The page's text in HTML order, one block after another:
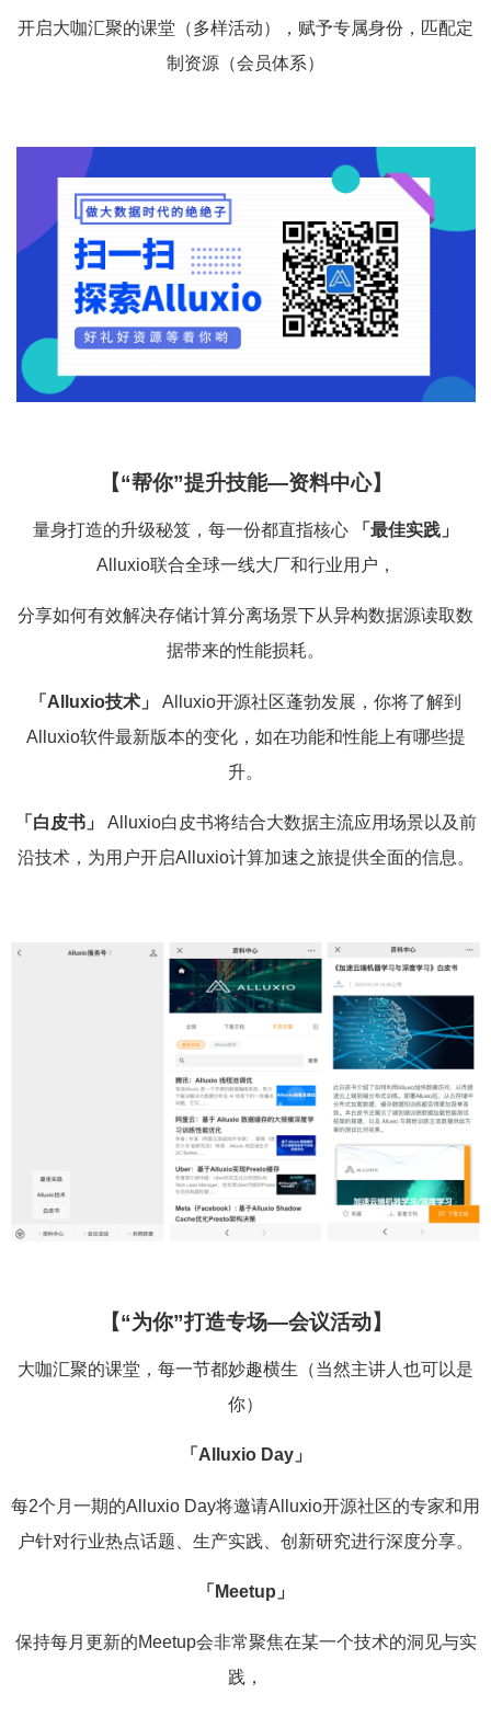
开启大咖汇聚的课堂（多样活动），赋予专属身份，匹配定
制资源（会员体系）
【“帮你”提升技能—资料中心】
量身打造的升级秘笈，每一份都直指核心
「最佳实践」
Alluxio联合全球一线大厂和行业用户，
分享如何有效解决存储计算分离场景下从异构数据源读取数
据带来的性能损耗。
「Alluxio技术」
Alluxio开源社区蓬勃发展，你将了解到
Alluxio软件最新版本的变化，如在功能和性能上有哪些提
升。
「白皮书」
Alluxio白皮书将结合大数据主流应用场景以及前
沿技术，为用户开启Alluxio计算加速之旅提供全面的信息。
【“为你”打造专场—会议活动】
大咖汇聚的课堂，每一节都妙趣横生（当然主讲人也可以是
你）
「Alluxio Day」
每2个月一期的Alluxio Day将邀请Alluxio开源社区的专家和用
户针对行业热点话题、生产实践、创新研究进行深度分享。
「Meetup」
保持每月更新的Meetup会非常聚焦在某一个技术的洞见与实
践，